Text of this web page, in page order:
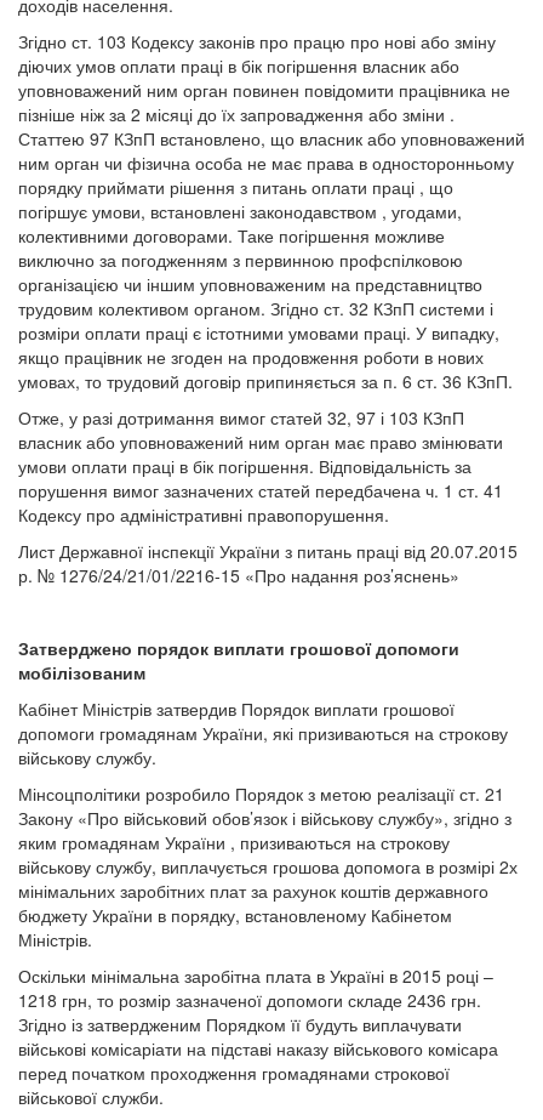
доходів населення.
Згідно ст. 103 Кодексу законів про працю про нові або зміну
діючих умов оплати праці в бік погіршення власник або
уповноважений ним орган повинен повідомити працівника не
пізніше ніж за 2 місяці до їх запровадження або зміни .
Статтею 97 КЗпП встановлено, що власник або уповноважений
ним орган чи фізична особа не має права в односторонньому
порядку приймати рішення з питань оплати праці , що
погіршує умови, встановлені законодавством , угодами,
колективними договорами. Таке погіршення можливе
виключно за погодженням з первинною профспілковою
організацією чи іншим уповноваженим на представництво
трудовим колективом органом. Згідно ст. 32 КЗпП системи і
розміри оплати праці є істотними умовами праці. У випадку,
якщо працівник не згоден на продовження роботи в нових
умовах, то трудовий договір припиняється за п. 6 ст. 36 КЗпП.
Отже, у разі дотримання вимог статей 32, 97 і 103 КЗпП
власник або уповноважений ним орган має право змінювати
умови оплати праці в бік погіршення. Відповідальність за
порушення вимог зазначених статей передбачена ч. 1 ст. 41
Кодексу про адміністративні правопорушення.
Лист Державної інспекції України з питань праці від 20.07.2015
р. № 1276/24/21/01/2216-15 «Про надання роз’яснень»
Затверджено порядок виплати грошової допомоги
мобілізованим
Кабінет Міністрів затвердив Порядок виплати грошової
допомоги громадянам України, які призиваються на строкову
військову службу.
Мінсоцполітики розробило Порядок з метою реалізації ст. 21
Закону «Про військовий обов’язок і військову службу», згідно з
яким громадянам України , призиваються на строкову
військову службу, виплачується грошова допомога в розмірі 2х
мінімальних заробітних плат за рахунок коштів державного
бюджету України в порядку, встановленому Кабінетом
Міністрів.
Оскільки мінімальна заробітна плата в Україні в 2015 році –
1218 грн, то розмір зазначеної допомоги складе 2436 грн.
Згідно із затвердженим Порядком її будуть виплачувати
військові комісаріати на підставі наказу військового комісара
перед початком проходження громадянами строкової
військової служби.